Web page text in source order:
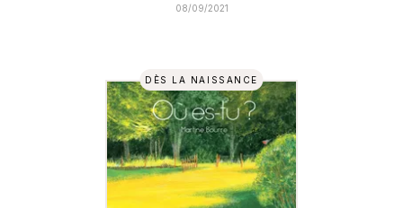
08/09/2021
DÈS LA NAISSANCE